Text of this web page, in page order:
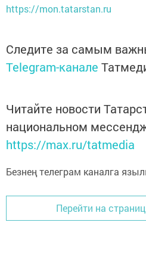
https://mon.tatarstan.ru
Следите за самым
Telegram-канале
Читайте новости
национальном
https://max.ru/tatmedia
Безнең телеграм каналга
Перейти на